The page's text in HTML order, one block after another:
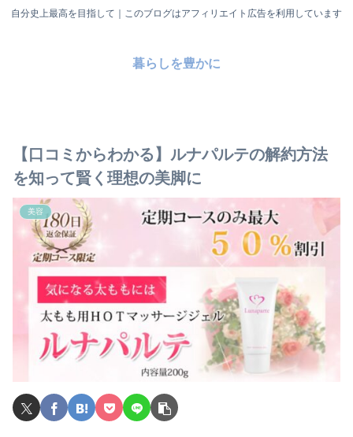
自分史上最高を目指して｜このブログはアフィリエイト広告を利用しています
暮らしを豊かに
【口コミからわかる】ルナパルテの解約方法
を知って賢く理想の美脚に
美容